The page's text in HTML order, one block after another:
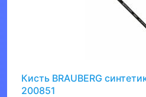
Кисть BRAUBERG
200851